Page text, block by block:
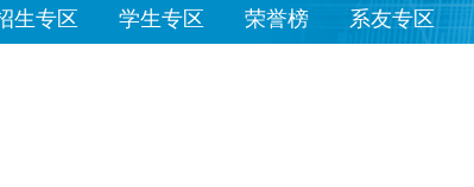
生专区 学生专区 荣誉榜 系友专区